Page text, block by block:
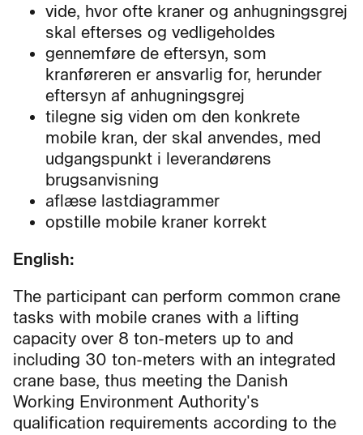
vide, hvor ofte kraner og anhugningsgrej
skal efterses og vedligeholdes
gennemføre de eftersyn, som
kranføreren er ansvarlig for, herunder
eftersyn af anhugningsgrej
tilegne sig viden om den konkrete
mobile kran, der skal anvendes, med
udgangspunkt i leverandørens
brugsanvisning
aflæse lastdiagrammer
opstille mobile kraner korrekt
English:
The participant can perform common crane
tasks with mobile cranes with a lifting
capacity over 8 ton-meters up to and
including 30 ton-meters with an integrated
crane base, thus meeting the Danish
Working Environment Authority's
qualification requirements according to the